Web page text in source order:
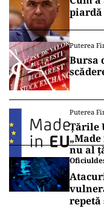
Puterea
Bursa
Puterea
Țările
nu al
repetă